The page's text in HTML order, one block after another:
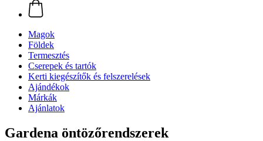
Magok
Földek
Termesztés
Cserepek és tartók
Kerti kiegészítők és felszerelések
Ajándékok
Márkák
Ajánlatok
Gardena öntözőrendszerek